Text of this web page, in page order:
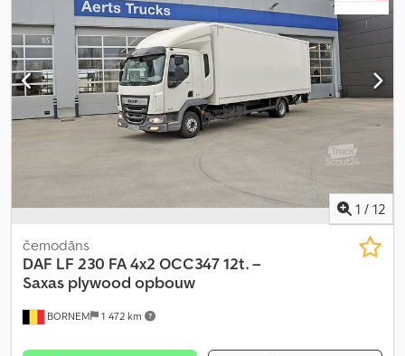
1 / 12
BORNEM 1 472 km
čemodāns
DAF LF 230 FA 4x2 OCC347 12t. –
Saxas plywood opbouw